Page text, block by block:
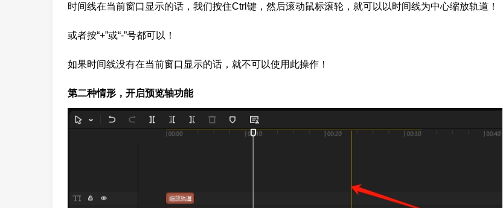
时间线在当前窗口显示的话，我们按住Ctrl键，然后滚动鼠标滚轮，就可以以时间线为中心缩放轨道！
或者按“+”或“-”号都可以！
如果时间线没有在当前窗口显示的话，就不可以使用此操作！
第二种情形，开启预览轴功能